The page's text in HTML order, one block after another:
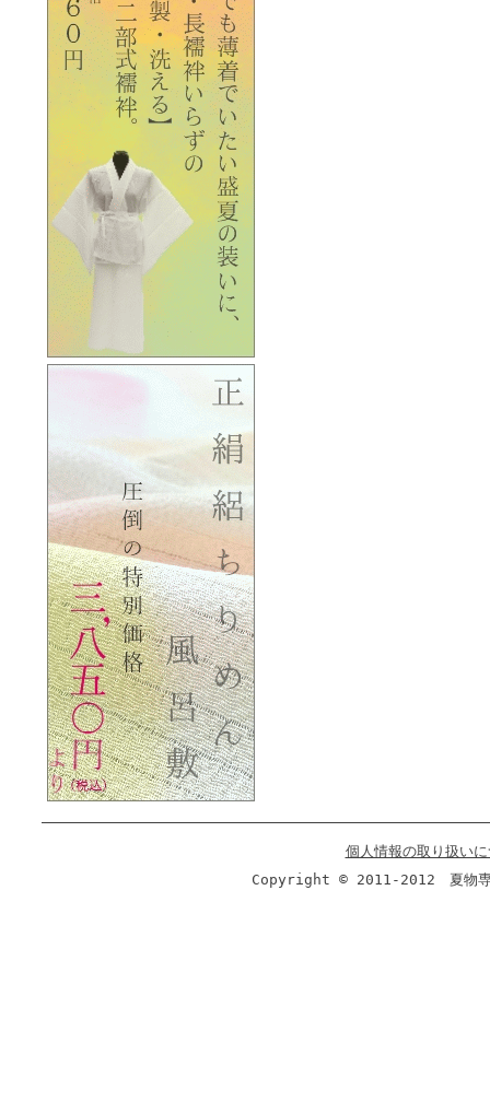
個人情報の取り扱い
Copyright © 2011-2012 夏物